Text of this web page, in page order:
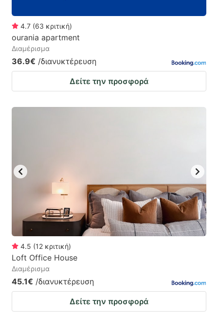
4.7 (63 κριτική)
ourania apartment
Διαμέρισμα
36.9€ /διανυκτέρευση
Δείτε την προσφορά
4.5 (12 κριτική)
Loft Office House
Διαμέρισμα
45.1€ /διανυκτέρευση
Δείτε την προσφορά